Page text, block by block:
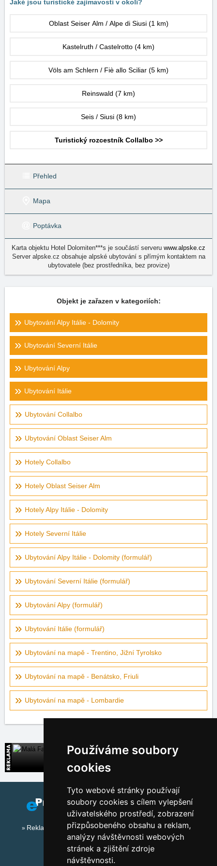
Používáme soubory
cookies
Tyto webové stránky používají
soubory cookies s cílem vylepšení
uživatelského prostředí, zobrazení
přizpůsobeného obsahu a reklam,
analýzy návštěvnosti webových
stránek a zjištění zdroje
návštěvnosti.
Jaké jsou turistické zajímavosti v okolí?
Oblast Seiser Alm / Alpe di Siusi (1 km)
Kastelruth / Castelrotto (4 km)
Völs am Schlern / Fiè allo Sciliar (5 km)
Reinswald (7 km)
Seis / Siusi (8 km)
Turistický rozcestník Collalbo >>
Přehled
Mapa
Poptávka
Karta objektu Hotel Dolomiten***s je součástí serveru www.alpske.cz
Server alpske.cz obsahuje alpské ubytování s přímým kontaktem na
ubytovatele (bez prostředníka, bez provize)
Objekt je zařazen v kategoriích:
Ubytování Alpy Itálie - Dolomity
Ubytování Severní Itálie
Ubytování Alpy
Ubytování Itálie
Ubytování Collalbo
Ubytování Oblast Seiser Alm
Hotely Collalbo
Hotely Oblast Seiser Alm
Hotely Alpy Itálie - Dolomity
Hotely Severní Itálie
Ubytování Alpy Itálie - Dolomity (formulář)
Ubytování Severní Itálie (formulář)
Ubytování Alpy (formulář)
Ubytování Itálie (formulář)
Ubytování na mapě - Trentino, Jižní Tyrolsko
Ubytování na mapě - Benátsko, Friuli
Ubytování na mapě - Lombardie
Malá Fatra
Přímé kontakty na ubytování na Slovensku
Reklama na tomto serveru